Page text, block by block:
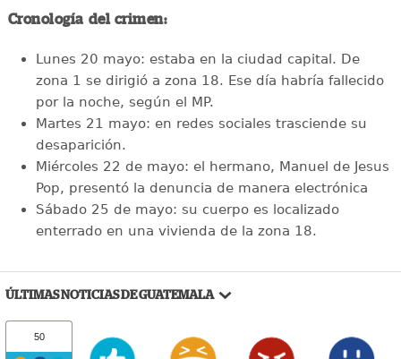
Cronología del crimen:
Lunes 20 mayo: estaba en la ciudad capital. De
zona 1 se dirigió a zona 18. Ese día habría fallecido
por la noche, según el MP.
Martes 21 mayo: en redes sociales trasciende su
desaparición.
Miércoles 22 de mayo: el hermano, Manuel de Jesus
Pop, presentó la denuncia de manera electrónica
Sábado 25 de mayo: su cuerpo es localizado
enterrado en una vivienda de la zona 18.
ÚLTIMAS NOTICIAS DE GUATEMALA
50